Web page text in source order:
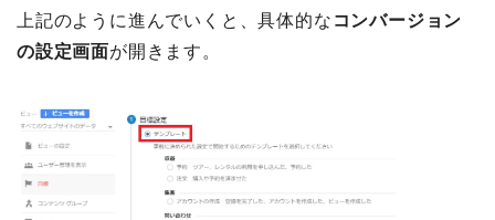
上記のように進んでいくと、具体的な コンバージョン
の設定画面が開きます。